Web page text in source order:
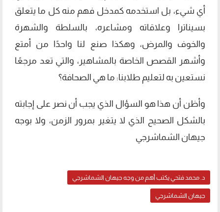
أي شيء، بل استخدمه كمدخل فهم منه كل ما يتعلق
بسيناترا وعلاقاته ومشاعره، بالسلطة والشهرة
والخوف والمرض، وهكذا صنع لنا واحدًا من أمتع
وأشهر القصص الخاصة بالمشاهير، والتي تعد مرجعًا
نستعين به لتعليم طلابنا: ما هي الصحافة؟
وأظن أن هذا هو السؤال الذي يجب أن نصر على إجابته
بالشكل الصحيح الذي لا يتغير بمرور الزمن، ولا بوجه
جيهان الشماشرجي
د. محمد فتحي يكتب أهم من وجه جيهان الشماشرجي
جيهان الشماشرجي